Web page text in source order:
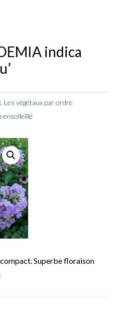
indica
, Les végétaux par ordre
ensolleillé
Superbe floraison